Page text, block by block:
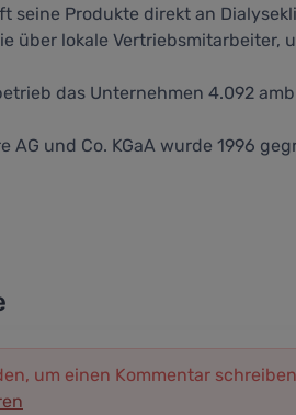
seine Produkte direkt an
über lokale Vertriebsmitarbeiter,
das Unternehmen 4.092
AG und Co. KGaA wurde 1996
um einen Kommentar